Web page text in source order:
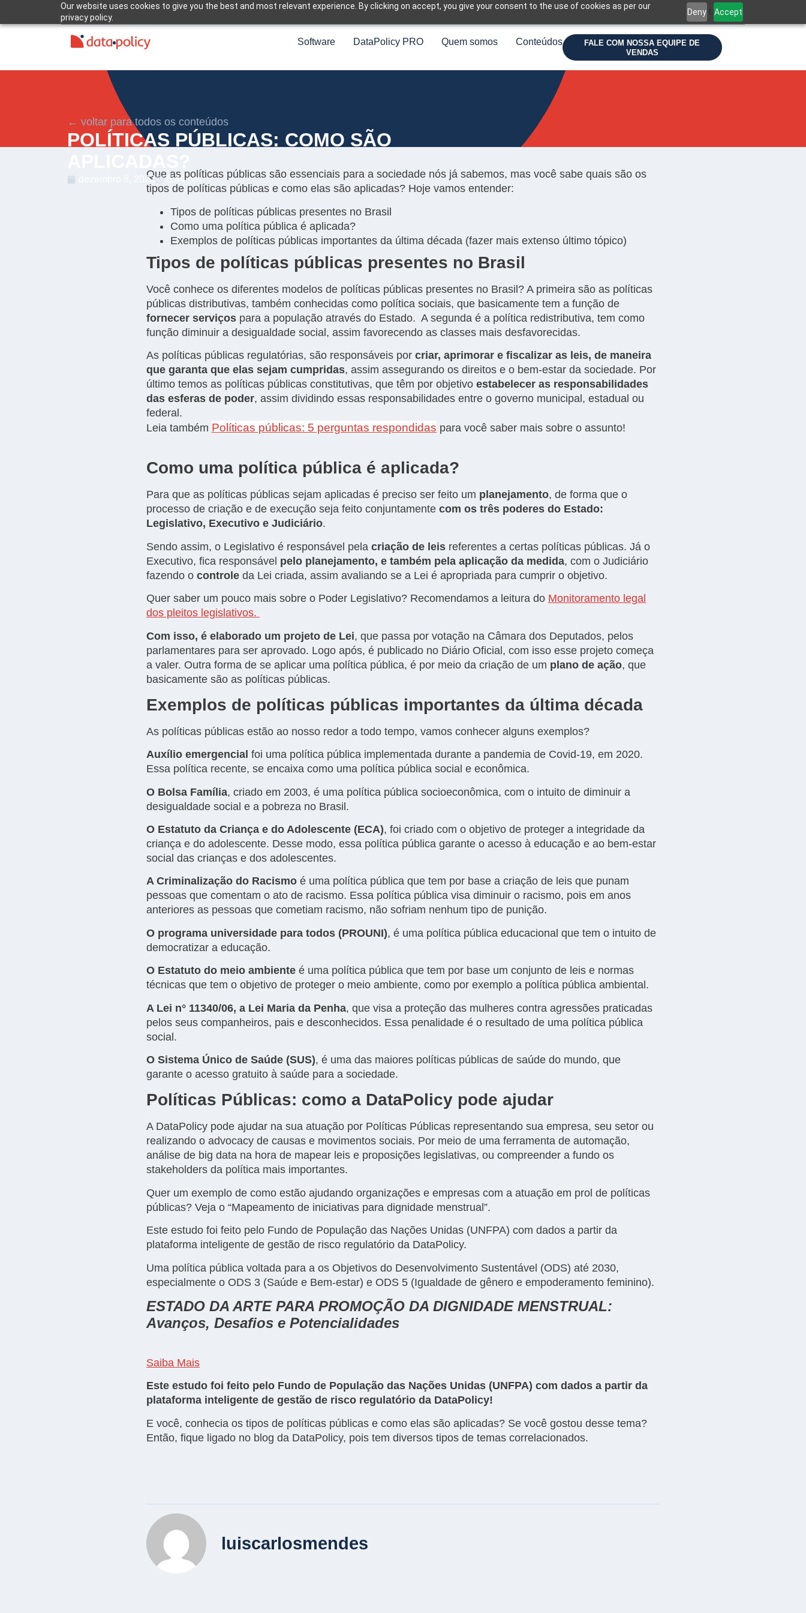
Our website uses cookies to give you the best and most relevant experience. By clicking on accept, you give your consent to the use of cookies as per our
privacy policy.
Deny Accept
Login
Software DataPolicy PRO Quem somos Conteúdos
FALE COM NOSSA EQUIPE DE
VENDAS
← voltar para todos os conteúdos
POLÍTICAS PÚBLICAS: COMO SÃO
dezembro 8, 2022 6:44 pm
Que as políticas públicas são essenciais para a sociedade nós já sabemos, mas você sabe quais são os
tipos de políticas públicas e como elas são aplicadas? Hoje vamos entender:
Tipos de políticas públicas presentes no Brasil
Como uma política pública é aplicada?
Exemplos de políticas públicas importantes da última década (fazer mais extenso último tópico)
Tipos de políticas públicas presentes no Brasil
Você conhece os diferentes modelos de políticas públicas presentes no Brasil? A primeira são as políticas
públicas distributivas, também conhecidas como política sociais, que basicamente tem a função de
fornecer serviços para a população através do Estado. A segunda é a política redistributiva, tem como
função diminuir a desigualdade social, assim favorecendo as classes mais desfavorecidas.
As políticas públicas regulatórias, são responsáveis por criar, aprimorar e fiscalizar as leis, de maneira
que garanta que elas sejam cumpridas, assim assegurando os direitos e o bem-estar da sociedade. Por
último temos as políticas públicas constitutivas, que têm por objetivo estabelecer as responsabilidades
das esferas de poder, assim dividindo essas responsabilidades entre o governo municipal, estadual ou
federal.
Leia também Políticas públicas: 5 perguntas respondidas para você saber mais sobre o assunto!
Como uma política pública é aplicada?
Para que as políticas públicas sejam aplicadas é preciso ser feito um planejamento, de forma que o
processo de criação e de execução seja feito conjuntamente com os três poderes do Estado:
Legislativo, Executivo e Judiciário.
Sendo assim, o Legislativo é responsável pela criação de leis referentes a certas políticas públicas. Já o
Executivo, fica responsável pelo planejamento, e também pela aplicação da medida, com o Judiciário
fazendo o controle da Lei criada, assim avaliando se a Lei é apropriada para cumprir o objetivo.
Quer saber um pouco mais sobre o Poder Legislativo? Recomendamos a leitura do Monitoramento legal
dos pleitos legislativos.
Com isso, é elaborado um projeto de Lei, que passa por votação na Câmara dos Deputados, pelos
parlamentares para ser aprovado. Logo após, é publicado no Diário Oficial, com isso esse projeto começa
a valer. Outra forma de se aplicar uma política pública, é por meio da criação de um plano de ação, que
basicamente são as políticas públicas.
Exemplos de políticas públicas importantes da última década
As políticas públicas estão ao nosso redor a todo tempo, vamos conhecer alguns exemplos?
Auxílio emergencial foi uma política pública implementada durante a pandemia de Covid-19, em 2020.
Essa política recente, se encaixa como uma política pública social e econômica.
O Bolsa Família, criado em 2003, é uma política pública socioeconômica, com o intuito de diminuir a
desigualdade social e a pobreza no Brasil.
O Estatuto da Criança e do Adolescente (ECA), foi criado com o objetivo de proteger a integridade da
criança e do adolescente. Desse modo, essa política pública garante o acesso à educação e ao bem-estar
social das crianças e dos adolescentes.
A Criminalização do Racismo é uma política pública que tem por base a criação de leis que punam
pessoas que comentam o ato de racismo. Essa política pública visa diminuir o racismo, pois em anos
anteriores as pessoas que cometiam racismo, não sofriam nenhum tipo de punição.
O programa universidade para todos (PROUNI), é uma política pública educacional que tem o intuito de
democratizar a educação.
O Estatuto do meio ambiente é uma política pública que tem por base um conjunto de leis e normas
técnicas que tem o objetivo de proteger o meio ambiente, como por exemplo a política pública ambiental.
A Lei n° 11340/06, a Lei Maria da Penha, que visa a proteção das mulheres contra agressões praticadas
pelos seus companheiros, pais e desconhecidos. Essa penalidade é o resultado de uma política pública
social.
O Sistema Único de Saúde (SUS), é uma das maiores políticas públicas de saúde do mundo, que
garante o acesso gratuito à saúde para a sociedade.
Políticas Públicas: como a DataPolicy pode ajudar
A DataPolicy pode ajudar na sua atuação por Políticas Públicas representando sua empresa, seu setor ou
realizando o advocacy de causas e movimentos sociais. Por meio de uma ferramenta de automação,
análise de big data na hora de mapear leis e proposições legislativas, ou compreender a fundo os
stakeholders da política mais importantes.
Quer um exemplo de como estão ajudando organizações e empresas com a atuação em prol de políticas
públicas? Veja o “Mapeamento de iniciativas para dignidade menstrual”.
Este estudo foi feito pelo Fundo de População das Nações Unidas (UNFPA) com dados a partir da
plataforma inteligente de gestão de risco regulatório da DataPolicy.
Uma política pública voltada para a os Objetivos do Desenvolvimento Sustentável (ODS) até 2030,
especialmente o ODS 3 (Saúde e Bem-estar) e ODS 5 (Igualdade de gênero e empoderamento feminino).
ESTADO DA ARTE PARA PROMOÇÃO DA DIGNIDADE MENSTRUAL:
Avanços, Desafios e Potencialidades
Saiba Mais
Este estudo foi feito pelo Fundo de População das Nações Unidas (UNFPA) com dados a partir da
plataforma inteligente de gestão de risco regulatório da DataPolicy!
E você, conhecia os tipos de políticas públicas e como elas são aplicadas? Se você gostou desse tema?
Então, fique ligado no blog da DataPolicy, pois tem diversos tipos de temas correlacionados.
luiscarlosmendes